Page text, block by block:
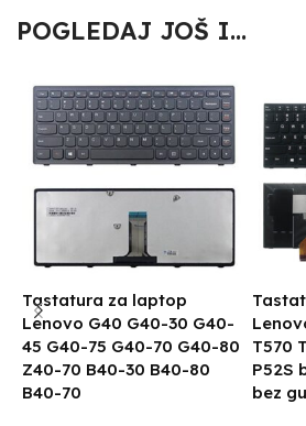
POGLEDAJ JOŠ I...
Tastatura za laptop
Lenovo G40 G40-30 G40-
45 G40-75 G40-70 G40-80
Z40-70 B40-30 B40-80
B40-70
T570
P52S
bez